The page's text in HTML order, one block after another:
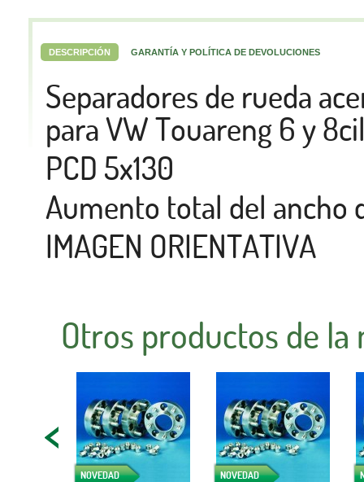
DESCRIPCIÓN GARANTÍA Y POLÍTICA DE DEVOLUCIONES
Separadores de rueda
para VW Touareng 6 y
PCD 5x130
Aumento total del ancho
IMAGEN ORIENTATIVA
Otros productos de
NOVEDAD NOVEDAD